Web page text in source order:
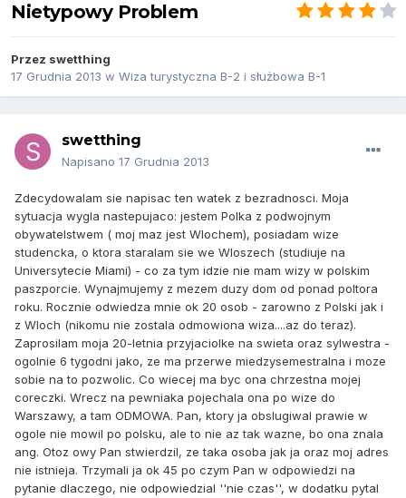
Nietypowy Problem
Przez swetthing
17 Grudnia 2013 w Wiza turystyczna B-2 i służbowa B-1
swetthing
Napisano 17 Grudnia 2013
Zdecydowalam sie napisac ten watek z bezradnosci. Moja
sytuacja wygla nastepujaco: jestem Polka z podwojnym
obywatelstwem ( moj maz jest Wlochem), posiadam wize
studencka, o ktora staralam sie we Wloszech (studiuje na
Universytecie Miami) - co za tym idzie nie mam wizy w polskim
paszporcie. Wynajmujemy z mezem duzy dom od ponad poltora
roku. Rocznie odwiedza mnie ok 20 osob - zarowno z Polski jak i
z Wloch (nikomu nie zostala odmowiona wiza....az do teraz).
Zaprosilam moja 20-letnia przyjaciolke na swieta oraz sylwestra -
ogolnie 6 tygodni jako, ze ma przerwe miedzysemestralna i moze
sobie na to pozwolic. Co wiecej ma byc ona chrzestna mojej
coreczki. Wrecz na pewniaka pojechala ona po wize do
Warszawy, a tam ODMOWA. Pan, ktory ja obslugiwal prawie w
ogole nie mowil po polsku, ale to nie az tak wazne, bo ona znala
ang. Otoz owy Pan stwierdzil, ze taka osoba jak ja oraz moj adres
nie istnieja. Trzymali ja ok 45 po czym Pan w odpowiedzi na
pytanie dlaczego, nie odpowiedzial ''nie czas'', w dodatku pytal